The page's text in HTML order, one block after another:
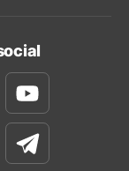
Youtube
Телеграм